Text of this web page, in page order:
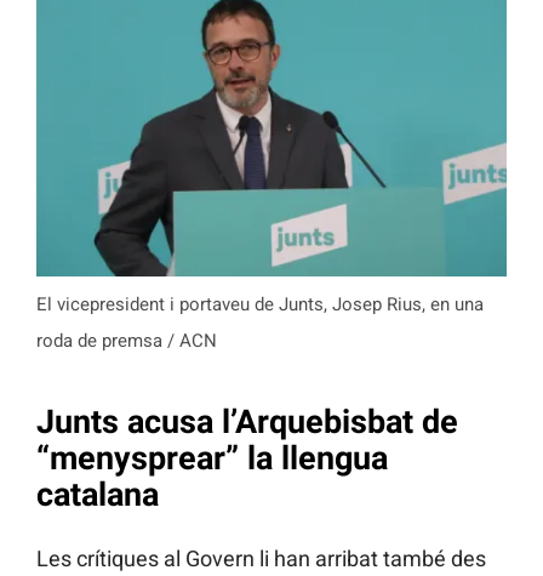
El vicepresident i portaveu de Junts, Josep Rius, en una
roda de premsa / ACN
Junts acusa l’Arquebisbat de
“menysprear” la llengua
catalana
Les crítiques al Govern li han arribat també des